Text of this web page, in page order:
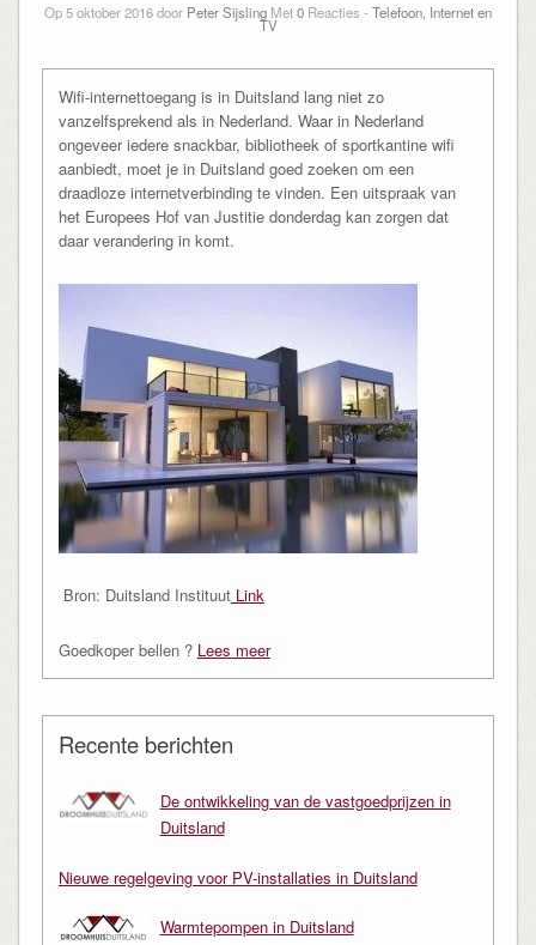
Op 5 oktober 2016 door Peter Sijsling Met0 Reacties - Telefoon, Internet en
TV
Wifi-internettoegang is in Duitsland lang niet zo
vanzelfsprekend als in Nederland. Waar in Nederland
ongeveer iedere snackbar, bibliotheek of sportkantine wifi
aanbiedt, moet je in Duitsland goed zoeken om een
draadloze internetverbinding te vinden. Een uitspraak van
het Europees Hof van Justitie donderdag kan zorgen dat
daar verandering in komt.
Bron: Duitsland InstituutLink
Goedkoper bellen ? Lees meer
Recente berichten
De ontwikkeling van de vastgoedprijzen in
Duitsland
Nieuwe regelgeving voor PV-installaties in Duitsland
Warmtepompen in Duitsland